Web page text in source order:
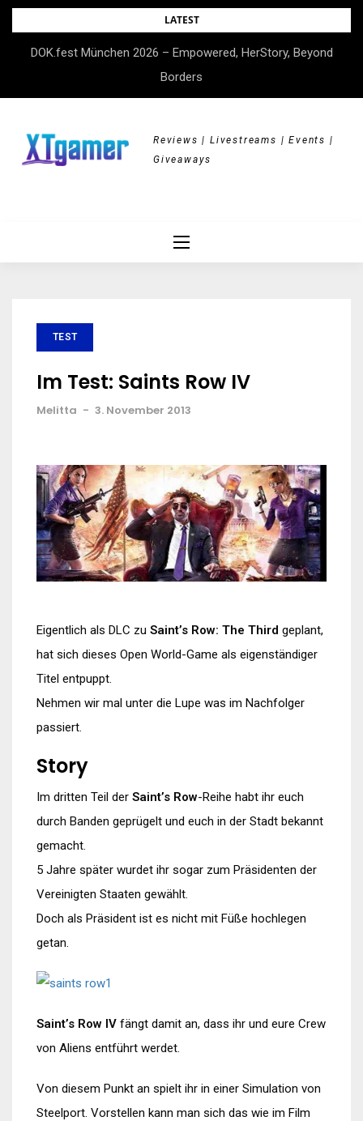
Skip
content
LATEST
DOK.fest München 2026 – Empowered, HerStory, Beyond
Borders
Reviews | Livestreams | Events |
Giveaways
TEST
Im Test: Saints Row IV
Melitta - 3. November 2013
Eigentlich als DLC zu Saint’s Row: The Third geplant,
hat sich dieses Open World-Game als eigenständiger
Titel entpuppt.
Nehmen wir mal unter die Lupe was im Nachfolger
passiert.
Story
Im dritten Teil der Saint’s Row-Reihe habt ihr euch
durch Banden geprügelt und euch in der Stadt bekannt
gemacht.
5 Jahre später wurdet ihr sogar zum Präsidenten der
Vereinigten Staaten gewählt.
Doch als Präsident ist es nicht mit Füße hochlegen
getan.
Saint’s Row IV fängt damit an, dass ihr und eure Crew
von Aliens entführt werdet.
Von diesem Punkt an spielt ihr in einer Simulation von
Steelport. Vorstellen kann man sich das wie im Film